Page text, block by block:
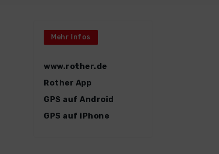
Mehr Infos
www.rother.de
Rother App
GPS auf Android
GPS auf iPhone